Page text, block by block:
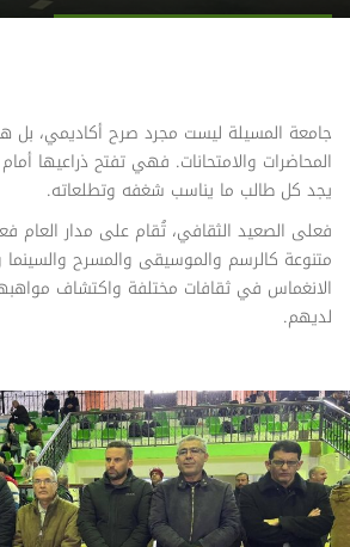
جامعة المسيلة ليست مجرد صرح أكاديمي، بل
المحاضرات والامتحانات. فهي تفتح ذراعيها
يجد كل طالب ما يناسب شغفه وتطلعاته.
فعلى الصعيد الثقافي، تُقام على مدار العام
متنوعة كالرسم والموسيقى والمسرح والسينما
الانغماس في ثقافات مختلفة واكتشاف مواهبهم
لديهم.